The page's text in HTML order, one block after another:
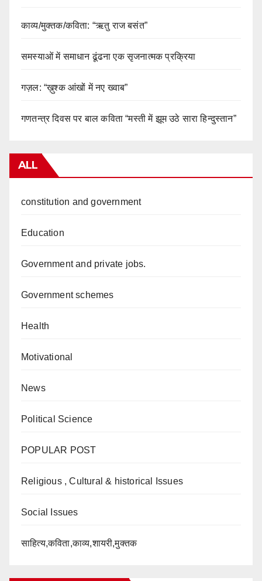
काव्य/मुक्तक/कविता: “ऋतु राज बसंत”
समस्याओं में समाधान ढूंढना एक सृजनात्मक प्रक्रिया
गज़ल: “ख़ुश्क आंखों में नए ख्वाब”
गणतन्त्र दिवस पर बाल कविता “मस्ती में झूम उठे सारा हिन्दुस्तान”
ALL
constitution and government
Education
Government and private jobs.
Government schemes
Health
Motivational
News
Political Science
POPULAR POST
Religious , Cultural & historical Issues
Social Issues
साहित्य,कविता,काव्य,शायरी,मुक्तक